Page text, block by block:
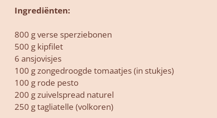
Ingrediënten:
800 g verse sperziebonen
500 g kipfilet
6 ansjovisjes
100 g zongedroogde tomaatjes (in stukjes)
100 g rode pesto
200 g zuivelspread naturel
250 g tagliatelle (volkoren)